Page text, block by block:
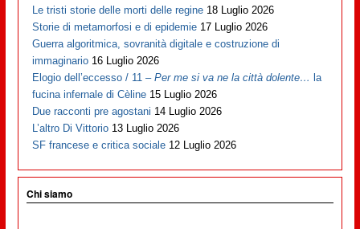
Le tristi storie delle morti delle regine 18 Luglio 2026
Storie di metamorfosi e di epidemie 17 Luglio 2026
Guerra algoritmica, sovranità digitale e costruzione di
immaginario 16 Luglio 2026
Elogio dell’eccesso / 11 –Per me si va ne la città dolente… la
fucina infernale di Cèline 15 Luglio 2026
Due racconti pre agostani 14 Luglio 2026
L’altro Di Vittorio 13 Luglio 2026
SF francese e critica sociale 12 Luglio 2026
Chi siamo